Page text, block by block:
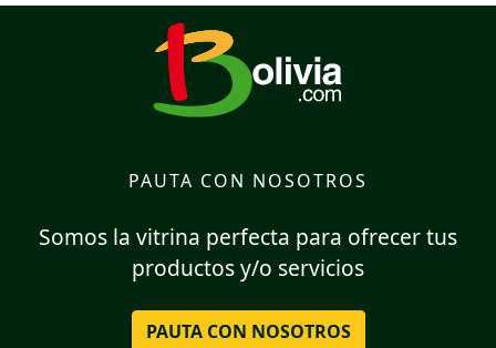
PAUTA CON NOSOTROS
Somos la vitrina perfecta para ofrecer tus
productos y/o servicios
PAUTA CON NOSOTROS